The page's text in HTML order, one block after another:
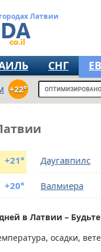
Латвии
СНГ
+22°
+21° Даугавпилс
+20° Валмиера
в Латвии –
осадки,